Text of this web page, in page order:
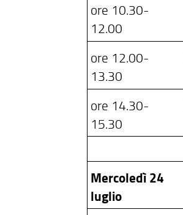
ore 10.30-
12.00
ore 12.00-
13.30
ore 14.30-
15.30
Mercoledì 24
luglio